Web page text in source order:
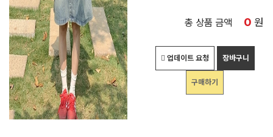
총 상품 금액 0 원
업데이트 요청 장바구니
구매하기